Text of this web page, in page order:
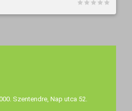
Szentendre, Nap utca 52.